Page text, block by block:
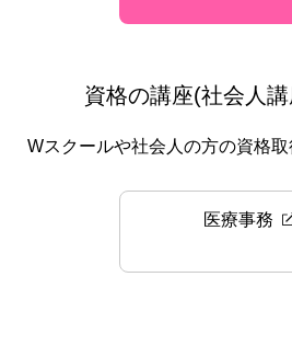
資格の講座(社会人
Wスクールや社会人の方の資格取
医療事務